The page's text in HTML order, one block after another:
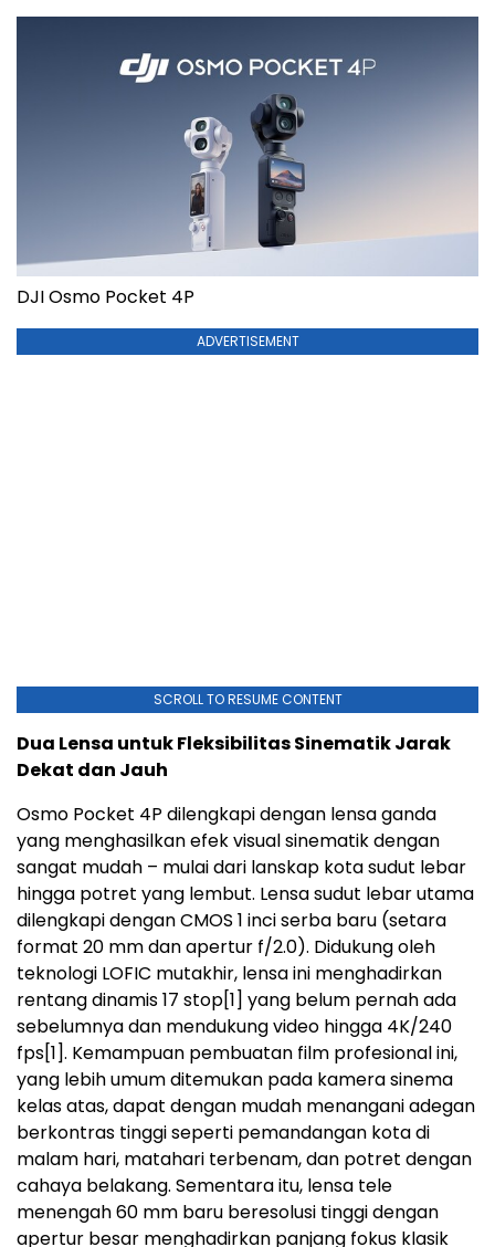
DJI Osmo Pocket 4P
ADVERTISEMENT
SCROLL TO RESUME CONTENT
Dua Lensa untuk Fleksibilitas Sinematik Jarak
Dekat dan Jauh
Osmo Pocket 4P dilengkapi dengan lensa ganda
yang menghasilkan efek visual sinematik dengan
sangat mudah – mulai dari lanskap kota sudut lebar
hingga potret yang lembut. Lensa sudut lebar utama
dilengkapi dengan CMOS 1 inci serba baru (setara
format 20 mm dan apertur f/2.0). Didukung oleh
teknologi LOFIC mutakhir, lensa ini menghadirkan
rentang dinamis 17 stop[1] yang belum pernah ada
sebelumnya dan mendukung video hingga 4K/240
fps[1]. Kemampuan pembuatan film profesional ini,
yang lebih umum ditemukan pada kamera sinema
kelas atas, dapat dengan mudah menangani adegan
berkontras tinggi seperti pemandangan kota di
malam hari, matahari terbenam, dan potret dengan
cahaya belakang. Sementara itu, lensa tele
menengah 60 mm baru beresolusi tinggi dengan
apertur besar menghadirkan panjang fokus klasik